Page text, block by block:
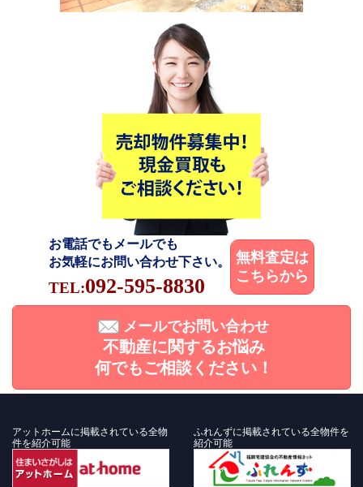
お電話でもメールでも
お気軽にお問い合わせ下さい。
TEL:092-595-8830
無料査定は
こちらから
メールでお問い合わせ
不動産に関するお悩み
何でもご相談ください！
アットホームに掲載されている全物
件を紹介可能
ふれんずに掲載されている全物件を
紹介可能